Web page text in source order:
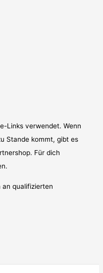
Links verwendet. Wenn
Stande kommt, gibt es
Für dich
qualifizierten